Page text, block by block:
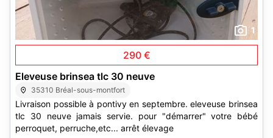
1
290 €
Eleveuse brinsea tlc 30 neuve
35310 Bréal-sous-montfort
Livraison possible à pontivy en septembre. eleveuse brinsea
tlc 30 neuve jamais servie. pour "démarrer" votre bébé
perroquet, perruche,etc... arrêt élevage